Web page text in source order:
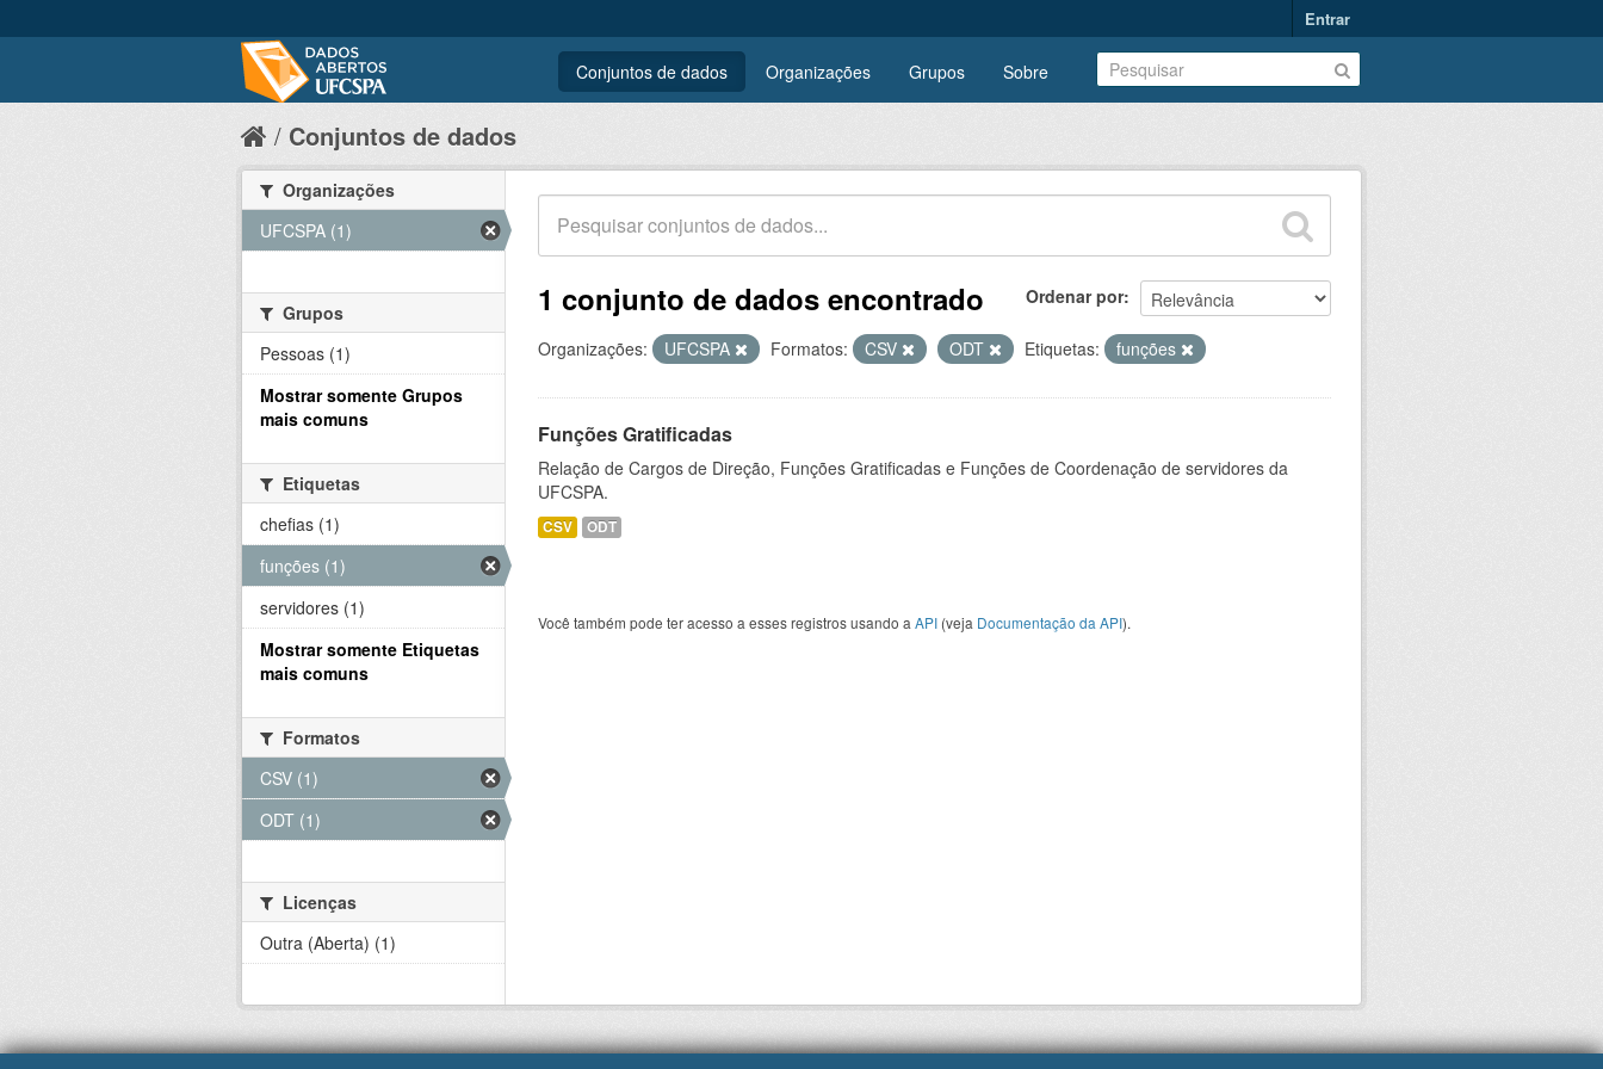
Entrar
Conjuntos de dados Organizações Grupos Sobre
Conjuntos de dados
Ordenar por
1 conjunto de dados encontrado
Organizações: UFCSPA Formatos: CSV ODT Etiquetas: funções
Funções Gratificadas
Relação de Cargos de Direção, Funções Gratificadas e Funções de Coordenação de servidores da
UFCSPA.
CSV ODT
Você também pode ter acesso a esses registros usando a API (veja Documentação da API).
Organizações
UFCSPA (1)
Grupos
Pessoas (1)
Mostrar somente Grupos
mais comuns
Etiquetas
chefias (1)
funções (1)
servidores (1)
Mostrar somente Etiquetas
mais comuns
Formatos
CSV (1)
ODT (1)
Licenças
Outra (Aberta) (1)